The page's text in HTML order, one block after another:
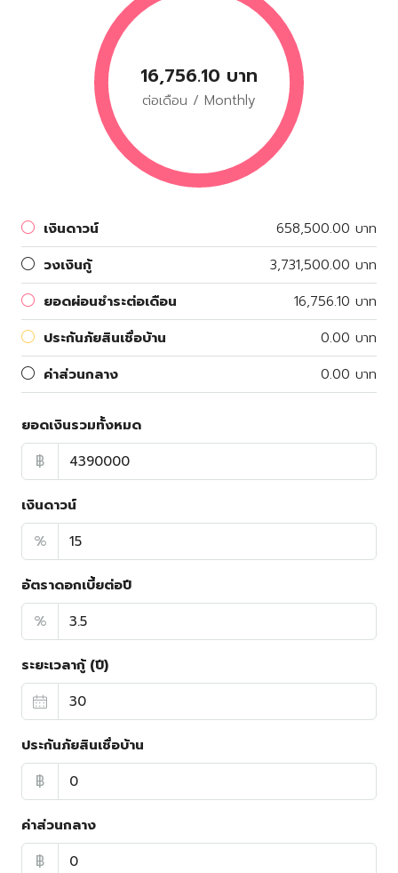
16,756.10 บาท
ต่อเดือน / Monthly
เงินดาวน์
658,500.00 บาท
วงเงินกู้
3,731,500.00 บาท
ยอดผ่อนชำระต่อเดือน
16,756.10 บาท
ประกันภัยสินเชื่อบ้าน
0.00 บาท
ค่าส่วนกลาง
0.00 บาท
ยอดเงินรวมทั้งหมด
฿
เงินดาวน์
%
อัตราดอกเบี้ยต่อปี
%
ระยะเวลากู้ (ปี)
ประกันภัยสินเชื่อบ้าน
฿
ค่าส่วนกลาง
฿